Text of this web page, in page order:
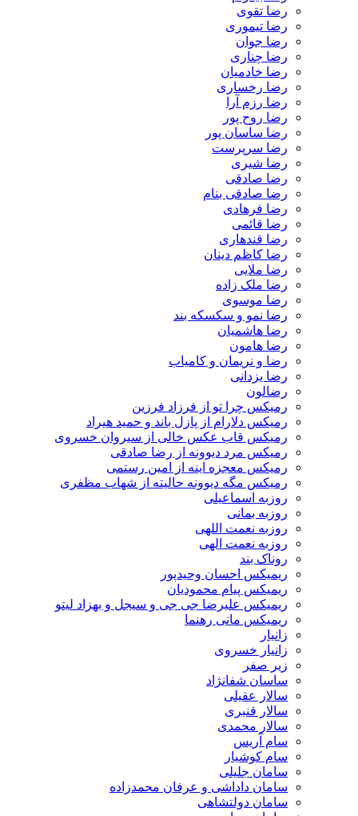
رضا تقوی
رضا تیموری
رضا جوان
رضا چناری
رضا خادمیان
رضا رخساری
رضا رزم آرا
رضا روح پور
رضا ساسان پور
رضا سرپرست
رضا شیری
رضا صادقی
رضا صادقی بنام
رضا فرهادی
رضا قائمی
رضا قندهاری
رضا کاظم دینان
رضا ملایی
رضا ملک زاده
رضا موسوی
رضا نمو و سکسکه بند
رضا هاشمیان
رضا هامون
رضا و نریمان و کامیاب
رضا یزدانی
رضالون
رمیکس چرا تو از فرزاد فرزین
رمیکس دلارام از پازل باند و حمید هیراد
رمیکس قاب عکس خالی از سیروان خسروی
رمیکس مرد دیوونه از رضا صادقی
رمیکس معجزه اینه از امین رستمی
رمیکس مگه دیوونه حالیته از شهاب مظفری
روزبه اسماعیلی
روزبه بمانی
روزبه نعمت اللهی
روزبه نعمت الهی
روناک بند
ریمیکس احسان وحیدپور
ریمیکس پیام محمودیان
ریمیکس علیرضا جی جی و سیجل و بهزاد لیتو
ریمیکس مانی رهنما
زانیار
زانیار خسروی
زیر صفر
ساسان شفانژاد
سالار عقیلی
سالار قنبری
سالار محمدی
سام آریس
سام کوشیار
سامان جلیلی
سامان داداشی و عرفان محمدزاده
سامان دولتشاهی